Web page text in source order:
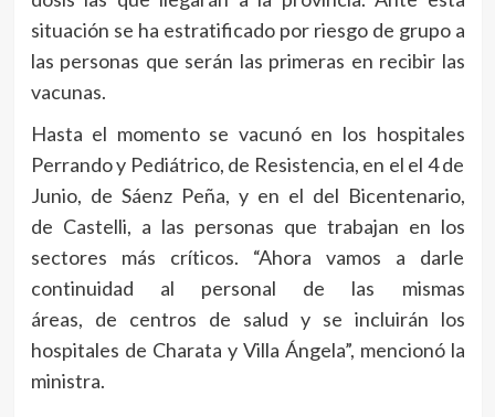
situación se ha estratificado por riesgo de grupo a
las personas que serán las primeras en recibir las
vacunas.
Hasta el momento se vacunó en los hospitales
Perrando y Pediátrico, de Resistencia, en el el 4 de
Junio, de Sáenz Peña, y en el del Bicentenario,
de Castelli, a las personas que trabajan en los
sectores más críticos. “Ahora vamos a darle
continuidad al personal de las mismas
áreas, de centros de salud y se incluirán los
hospitales de Charata y Villa Ángela”, mencionó la
ministra.